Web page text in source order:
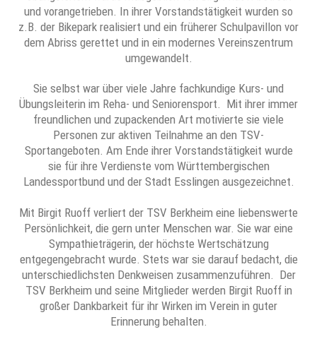
und vorangetrieben. In ihrer Vorstandstätigkeit wurden so
z.B. der Bikepark realisiert und ein früherer Schulpavillon vor
dem Abriss gerettet und in ein modernes Vereinszentrum
umgewandelt.
Sie selbst war über viele Jahre fachkundige Kurs- und
Übungsleiterin im Reha- und Seniorensport. Mit ihrer immer
freundlichen und zupackenden Art motivierte sie viele
Personen zur aktiven Teilnahme an den TSV-
Sportangeboten. Am Ende ihrer Vorstandstätigkeit wurde
sie für ihre Verdienste vom Württembergischen
Landessportbund und der Stadt Esslingen ausgezeichnet.
Mit Birgit Ruoff verliert der TSV Berkheim eine liebenswerte
Persönlichkeit, die gern unter Menschen war. Sie war eine
Sympathieträgerin, der höchste Wertschätzung
entgegengebracht wurde. Stets war sie darauf bedacht, die
unterschiedlichsten Denkweisen zusammenzuführen. Der
TSV Berkheim und seine Mitglieder werden Birgit Ruoff in
großer Dankbarkeit für ihr Wirken im Verein in guter
Erinnerung behalten.